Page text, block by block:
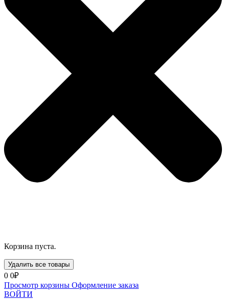
Корзина пуста.
Удалить все товары
0 0₽
Просмотр корзины Оформление заказа
ВОЙТИ